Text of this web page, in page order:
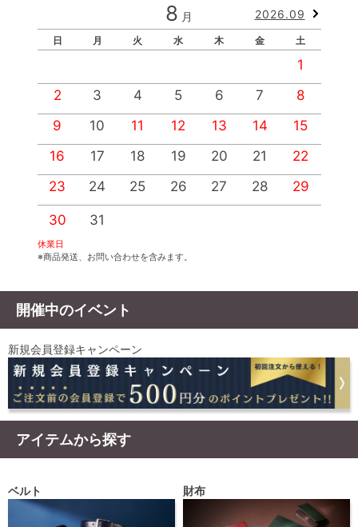
8 月 2026.09
日 月 火 水 木 金 土
1
2
3 4 5 6 7
8
9
10 11 12 13 14
15
16
17 18 19 20 21
22
23
24 25 26 27 28 29
30 31
休業日
※商品発送、お問い合わせを含みます。
開催中のイベント
新規会員登録キャンペーン
アイテムから探す
ベルト 財布